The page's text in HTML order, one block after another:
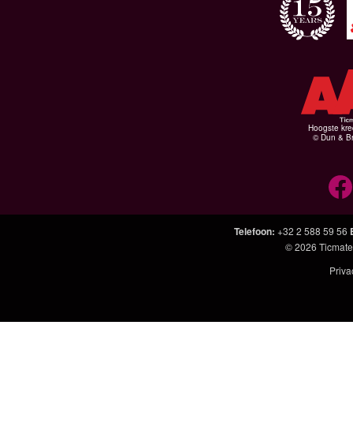
Hoogste
© Dun &
Telefoon: +32 2 588 59 56
© 2026